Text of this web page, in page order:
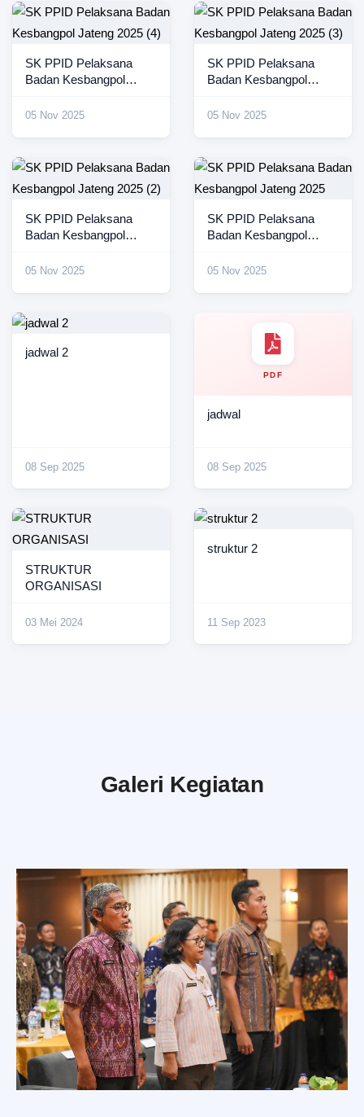
SK PPID Pelaksana
Badan Kesbangpol
05 Nov 2025
SK PPID Pelaksana
Badan Kesbangpol
05 Nov 2025
SK PPID Pelaksana
Badan Kesbangpol
05 Nov 2025
SK PPID Pelaksana
Badan Kesbangpol
05 Nov 2025
jadwal 2
08 Sep 2025
PDF
jadwal
08 Sep 2025
STRUKTUR
ORGANISASI
03 Mei 2024
struktur 2
11 Sep 2023
Galeri Kegiatan